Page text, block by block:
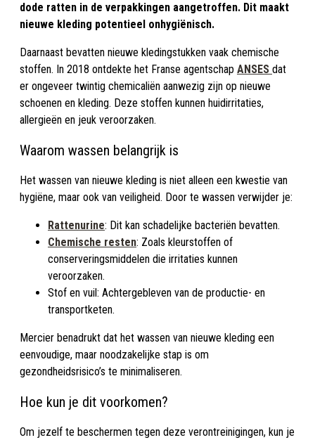
dode ratten in de verpakkingen aangetroffen. Dit maakt
nieuwe kleding potentieel onhygiënisch.
Daarnaast bevatten nieuwe kledingstukken vaak chemische
stoffen. In 2018 ontdekte het Franse agentschap ANSES dat
er ongeveer twintig chemicaliën aanwezig zijn op nieuwe
schoenen en kleding. Deze stoffen kunnen huidirritaties,
allergieën en jeuk veroorzaken.
Waarom wassen belangrijk is
Het wassen van nieuwe kleding is niet alleen een kwestie van
hygiëne, maar ook van veiligheid. Door te wassen verwijder je:
Rattenurine: Dit kan schadelijke bacteriën bevatten.
Chemische resten: Zoals kleurstoffen of
conserveringsmiddelen die irritaties kunnen
veroorzaken.
Stof en vuil: Achtergebleven van de productie- en
transportketen.
Mercier benadrukt dat het wassen van nieuwe kleding een
eenvoudige, maar noodzakelijke stap is om
gezondheidsrisico’s te minimaliseren.
Hoe kun je dit voorkomen?
Om jezelf te beschermen tegen deze verontreinigingen, kun je